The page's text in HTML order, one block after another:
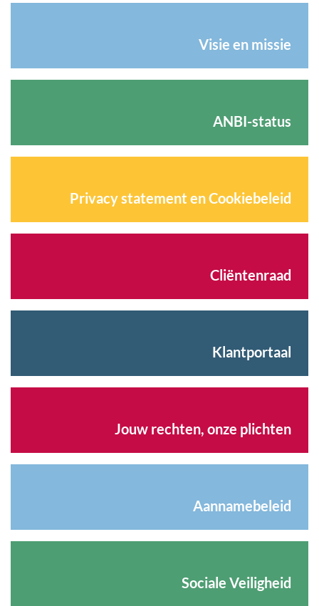
Visie en missie
ANBI-status
Privacy statement en Cookiebeleid
Cliëntenraad
Klantportaal
Jouw rechten, onze plichten
Aannamebeleid
Sociale Veiligheid